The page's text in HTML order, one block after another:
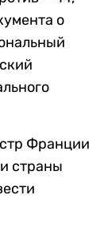
о
Франции
страны